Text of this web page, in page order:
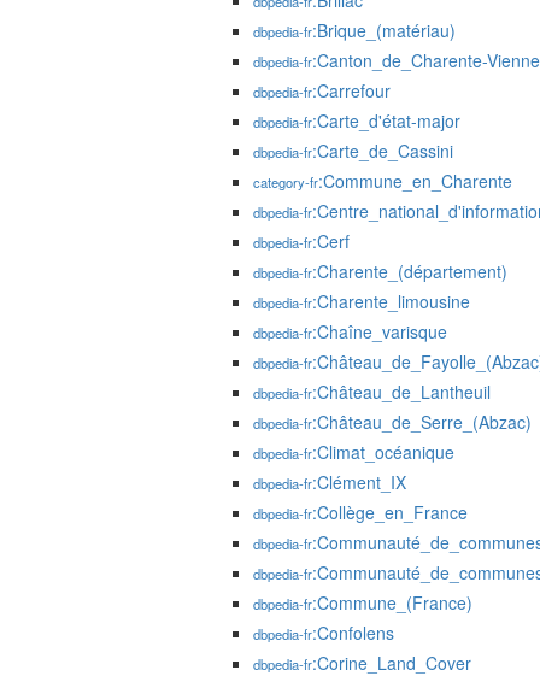
dbpedia-fr:Brique_(matériau)
dbpedia-fr:Canton_de_Charente-Vienne
dbpedia-fr:Carrefour
dbpedia-fr:Carte_d'état-major
dbpedia-fr:Carte_de_Cassini
category-fr:Commune_en_Charente
dbpedia-fr
dbpedia-fr:Cerf
dbpedia-fr:Charente_(département)
dbpedia-fr:Charente_limousine
dbpedia-fr:Chaîne_varisque
dbpedia-fr
dbpedia-fr:Château_de_Lantheuil
dbpedia-fr:Château_de_Serre_(Abzac)
dbpedia-fr:Climat_océanique
dbpedia-fr:Clément_IX
dbpedia-fr:Collège_en_France
dbpedia-fr
dbpedia-fr
dbpedia-fr:Commune_(France)
dbpedia-fr:Confolens
dbpedia-fr:Corine_Land_Cover